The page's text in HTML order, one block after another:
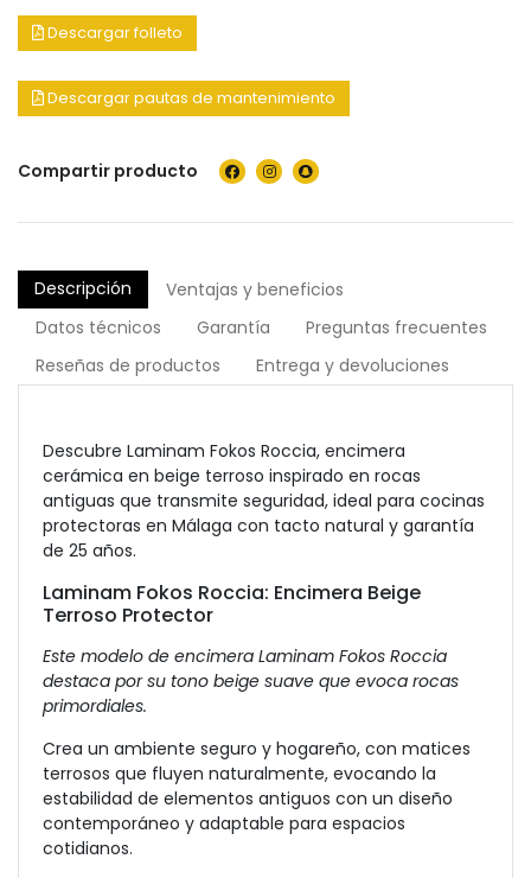
Descargar folleto
Descargar pautas de mantenimiento
Compartir producto
Descripción
Ventajas y beneficios
Datos técnicos
Garantía
Preguntas frecuentes
Reseñas de productos
Entrega y devoluciones
Descubre Laminam Fokos Roccia, encimera
cerámica en beige terroso inspirado en rocas
antiguas que transmite seguridad, ideal para cocinas
protectoras en Málaga con tacto natural y garantía
de 25 años.
Laminam Fokos Roccia: Encimera Beige
Terroso Protector
Este modelo de encimera Laminam Fokos Roccia
destaca por su tono beige suave que evoca rocas
primordiales.
Crea un ambiente seguro y hogareño, con matices
terrosos que fluyen naturalmente, evocando la
estabilidad de elementos antiguos con un diseño
contemporáneo y adaptable para espacios
cotidianos.